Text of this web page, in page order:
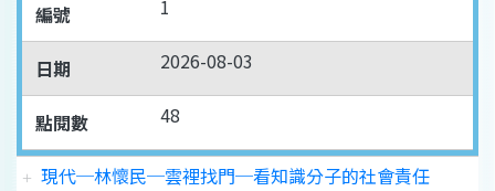
編號
1
日期 2026-08-03
點閱數 48
現代─林懷民─雲裡找門─看知識分子的社會責任